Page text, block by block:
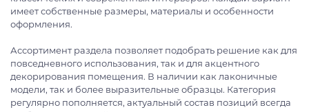
имеет собственные размеры, материалы и особенности
оформления.
Ассортимент раздела позволяет подобрать решение как для
повседневного использования, так и для акцентного
декорирования помещения. В наличии как лаконичные
модели, так и более выразительные образцы. Категория
регулярно пополняется, актуальный состав позиций всегда